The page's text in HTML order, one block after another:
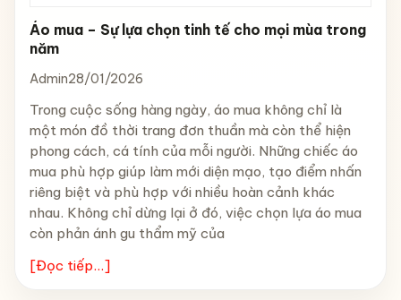
Áo mua – Sự lựa chọn tinh tế cho mọi mùa trong
năm
Admin28/01/2026
Trong cuộc sống hàng ngày, áo mua không chỉ là
một món đồ thời trang đơn thuần mà còn thể hiện
phong cách, cá tính của mỗi người. Những chiếc áo
mua phù hợp giúp làm mới diện mạo, tạo điểm nhấn
riêng biệt và phù hợp với nhiều hoàn cảnh khác
nhau. Không chỉ dừng lại ở đó, việc chọn lựa áo mua
còn phản ánh gu thẩm mỹ của
[Đọc tiếp...]